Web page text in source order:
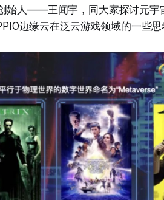
始人——王闻宇，同大家探讨元宇
边缘云在泛云游戏领域的一些思